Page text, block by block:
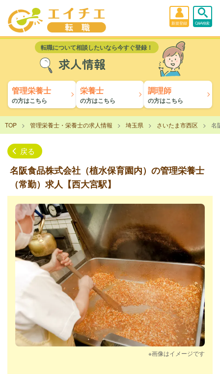
新規登録 Q&A検索
転職について相談したいなら今すぐ登録！
求人情報
管理栄養士
の方はこちら
栄養士
の方はこちら
調理師
の方はこちら
TOP 管理栄養士・栄養士の求人情報 埼玉県 さいたま市西区 名
戻る
名阪食品株式会社（植水保育園内）の管理栄養士
（常勤）求人【西大宮駅】
※画像はイメージです